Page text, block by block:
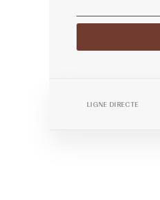
LIGNE DIRECTE